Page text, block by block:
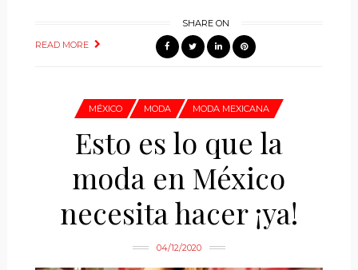
READ MORE
SHARE ON
MÉXICO MODA MODA MEXICANA
Esto es lo que la
moda en México
necesita hacer ¡ya!
04/12/2020